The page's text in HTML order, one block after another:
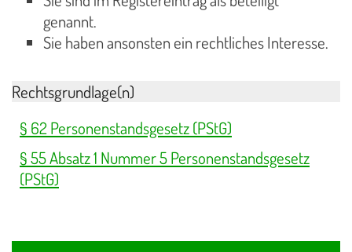
genannt.
Sie haben ansonsten ein rechtliches Interesse.
Rechtsgrundlage(n)
§ 62 Personenstandsgesetz (PStG)
§ 55 Absatz 1 Nummer 5 Personenstandsgesetz
(PStG)